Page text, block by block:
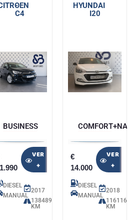
-
C4
BUSINESS
VER
+
DIESEL
MANUAL
2017
138489
KM
HYUNDAI
-
I20
€
14.000
VER
+
DIESEL
MANUAL
2018
116116
KM